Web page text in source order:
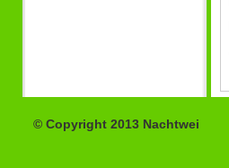
© Copyright 2013 Nachtwei